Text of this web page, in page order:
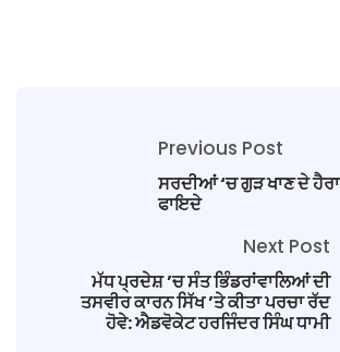
Previous Post
ਸਰਦੀਆਂ ‘ਚ ਗੁੜ ਖਾਣ ਦੇ
ਫਾਇਦੇ
Next Post
ਮੱਧ ਪ੍ਰਦੇਸ਼ ’ਚ ਸੰਤ ਭਿੰਡਰਾਂਵਾਲਿਆਂ ਦੀ
ਤਸਵੀਰ ਕਾਰਨ ਸਿੱਖ ’ਤੇ ਕੀਤਾ ਪਰਚਾ ਰੱਦ
ਹੋਵੇ: ਐਡਵੋਕੇਟ ਹਰਜਿੰਦਰ ਸਿੰਘ ਧਾਮੀ